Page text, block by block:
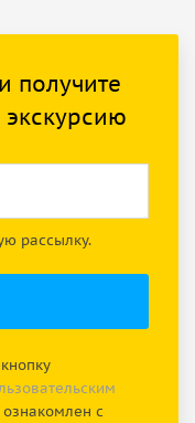
получите
рассылку.
с